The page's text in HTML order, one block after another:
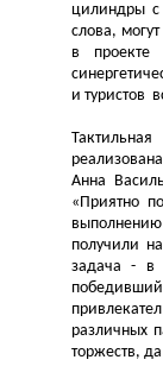
цилиндры с
слова,
в проекте
и туристов
Анна
«Приятно
получили
задача - в
различных
торжеств,